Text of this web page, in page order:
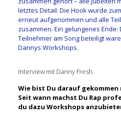
letztes Detail: Die Hook wurde
erneut aufgenommen und alle
zusammen. Ein gelungenes Ende:
Teilnehmer am Song beteiligt
Dannys Workshops.
Interview mit Danny Fresh
Wie bist Du darauf
Seit wann machst Du Rap
du dazu Workshops